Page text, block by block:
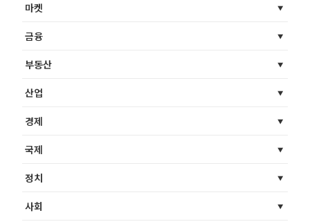
마켓
금융
부동산
산업
경제
국제
정치
사회